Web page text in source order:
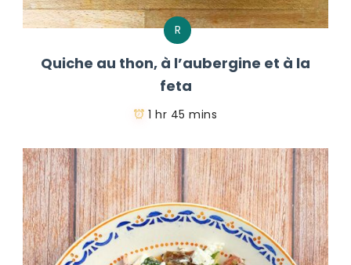
R
Quiche au thon, à l’aubergine et à la
feta
1 hr 45 mins